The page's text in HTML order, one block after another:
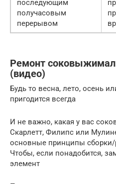
последующим
получасовым
перерывом
Ремонт
(видео)
Будь то весна, лето, осень
пригодится всегда
И не важно, какая у вас
Скарлетт, Филипс или
основные принципы сборки/
Чтобы, если понадобится,
элемент